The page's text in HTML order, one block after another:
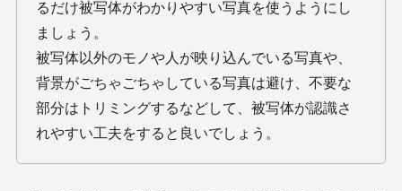
るだけ被写体がわかりやすい写真を使うようにし
ましょう。
被写体以外のモノや人が映り込んでいる写真や、
背景がごちゃごちゃしている写真は避け、不要な
部分はトリミングするなどして、被写体が認識さ
れやすい工夫をすると良いでしょう。